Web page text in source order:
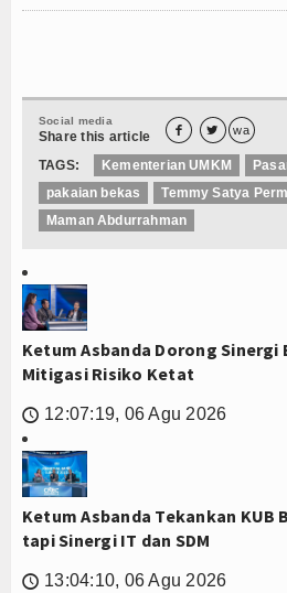
Social media
Share this article   wa
TAGS: Kementerian UMKM
pakaian bekas
Temmy Satya
Maman Abdurrahman
Ketum Asbanda Dorong Sinergi
Mitigasi Risiko Ketat
🕔 12:07:19, 06 Agu 2026
Ketum Asbanda Tekankan KUB
tapi Sinergi IT dan SDM
🕔 13:04:10, 06 Agu 2026